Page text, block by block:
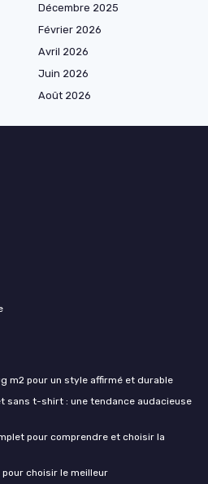
Décembre 2025
Février 2026
Avril 2026
Juin 2026
Août 2026
m2 pour un style affirmé et durable
sans t-shirt : une tendance audacieuse
pour comprendre et choisir la
choisir le meilleur